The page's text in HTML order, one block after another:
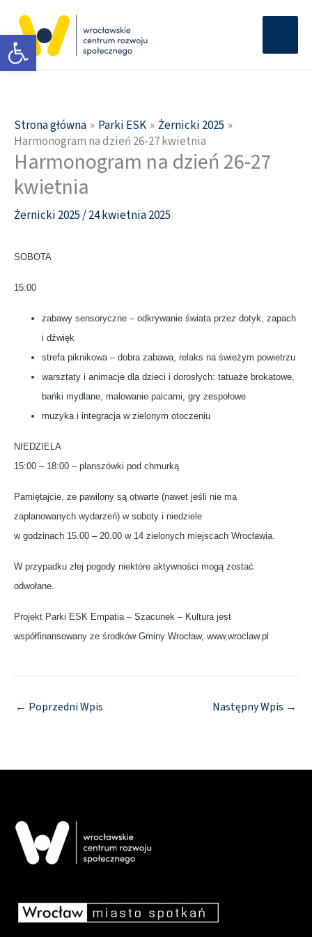
Otwórz pasek narzędzi
treści
Strona główna Parki ESK
Żernicki 2025
Harmonogram na dzień 26-27 kwietnia
Harmonogram na dzień 26-27
kwietnia
Żernicki 2025/24 kwietnia 2025
SOBOTA
15:00
zabawy sensoryczne – odkrywanie świata przez dotyk, zapach
i dźwięk
strefa piknikowa – dobra zabawa, relaks na świeżym powietrzu
warsztaty i animacje dla dzieci i dorosłych: tatuaże brokatowe,
bańki mydlane, malowanie palcami, gry zespołowe
muzyka i integracja w zielonym otoczeniu
NIEDZIELA
15:00 – 18:00 – planszówki pod chmurką
Pamiętajcie, ze pawilony są otwarte (nawet jeśli nie ma
zaplanowanych wydarzeń) w soboty i niedziele
w godzinach 15.00 – 20.00 w 14 zielonych miejscach Wrocławia.
W przypadku złej pogody niektóre aktywności mogą zostać
odwołane.
Projekt Parki ESK Empatia – Szacunek – Kultura jest
współfinansowany ze środków Gminy Wrocław, www,wroclaw.pl
← Poprzedni Wpis Następny Wpis →